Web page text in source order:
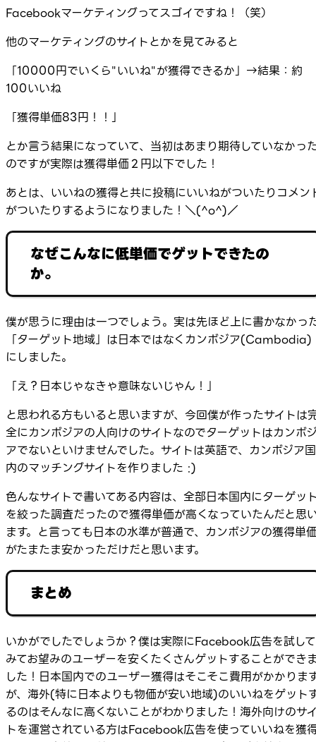
Facebookマーケティングってスゴイですね！（笑）
他のマーケティングのサイトとかを見てみると
「10000円でいくら"いいね"が獲得できるか」→結果：約
100いいね
「獲得単価83円！！」
とか言う結果になっていて、当初はあまり期待していなかっ
のですが実際は獲得単価２円以下でした！
あとは、いいねの獲得と共に投稿にいいねがついたりコメン
がついたりするようになりました！＼(^o^)／
なぜこんなに低単価でゲットできたの
か。
僕が思うに理由は一つでしょう。実は先ほど上に書かなかっ
「ターゲット地域」は日本ではなくカンボジア(Cambodia)
にしました。
「え？日本じゃなきゃ意味ないじゃん！」
と思われる方もいると思いますが、今回僕が作ったサイトは
全にカンボジアの人向けのサイトなのでターゲットはカンボ
アでないといけませんでした。サイトは英語で、カンボジア国
内のマッチングサイトを作りました :)
色んなサイトで書いてある内容は、全部日本国内にターゲッ
を絞った調査だったので獲得単価が高くなっていたんだと思
ます。と言っても日本の水準が普通で、カンボジアの獲得単
がたまたま安かっただけだと思います。
まとめ
いかがでしたでしょうか？僕は実際にFacebook広告を試して
みてお望みのユーザーを安くたくさんゲットすることができ
した！日本国内でのユーザー獲得はそこそこ費用がかかりま
が、海外(特に日本よりも物価が安い地域)のいいねをゲット
るのはそんなに高くないことがわかりました！海外向けのサ
トを運営されている方はFacebook広告を使っていいねを獲